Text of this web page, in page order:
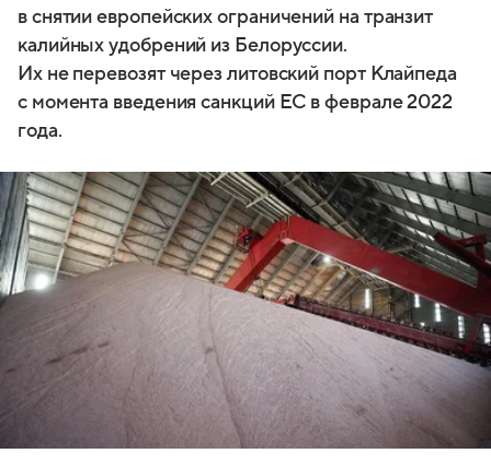
в снятии европейских ограничений на транзит
калийных удобрений из Белоруссии.
Их не перевозят через литовский порт Клайпеда
с момента введения санкций ЕС в феврале 2022
года.